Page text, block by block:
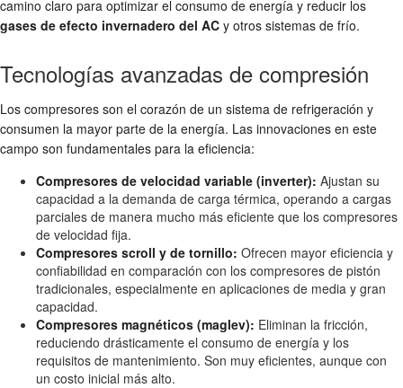
camino claro para optimizar el consumo de energía y reducir los
gases de efecto invernadero del AC y otros sistemas de frío.
Tecnologías avanzadas de compresión
Los compresores son el corazón de un sistema de refrigeración y
consumen la mayor parte de la energía. Las innovaciones en este
campo son fundamentales para la eficiencia:
Compresores de velocidad variable (inverter): Ajustan su
capacidad a la demanda de carga térmica, operando a cargas
parciales de manera mucho más eficiente que los compresores
de velocidad fija.
Compresores scroll y de tornillo: Ofrecen mayor eficiencia y
confiabilidad en comparación con los compresores de pistón
tradicionales, especialmente en aplicaciones de media y gran
capacidad.
Compresores magnéticos (maglev): Eliminan la fricción,
reduciendo drásticamente el consumo de energía y los
requisitos de mantenimiento. Son muy eficientes, aunque con
un costo inicial más alto.